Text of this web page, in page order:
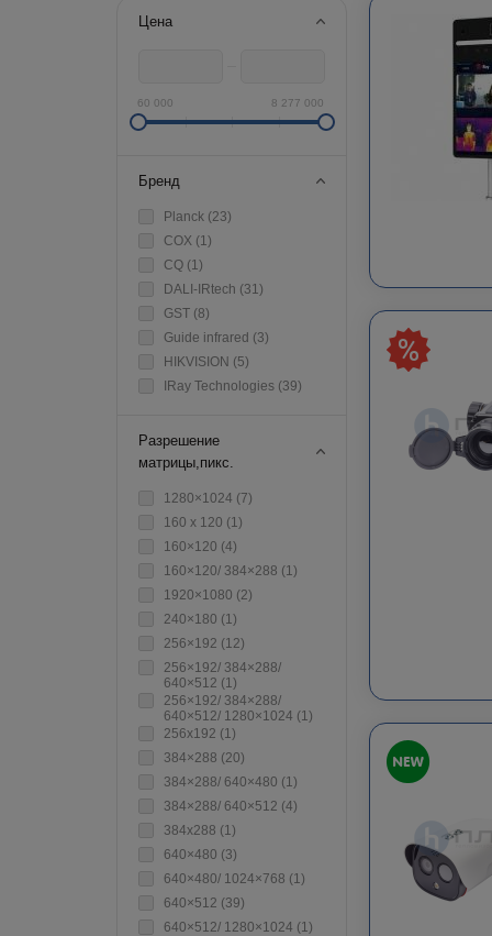
Цена
60 000 8 277 000
Бренд
Planck (23)
COX (1)
CQ (1)
DALI-IRtech (31)
GST (8)
Guide infrared (3)
HIKVISION (5)
IRay Technologies (39)
Разрешение
матрицы,пикс.
1280×1024 (7)
160 x 120 (1)
160×120 (4)
160×120/ 384×288 (1)
1920×1080 (2)
240×180 (1)
256×192 (12)
256×192/ 384×288/
640×512 (1)
256×192/ 384×288/
640×512/ 1280×1024 (1)
256х192 (1)
384×288 (20)
384×288/ 640×480 (1)
384×288/ 640×512 (4)
384х288 (1)
640×480 (3)
640×480/ 1024×768 (1)
640×512 (39)
640×512/ 1280×1024 (1)